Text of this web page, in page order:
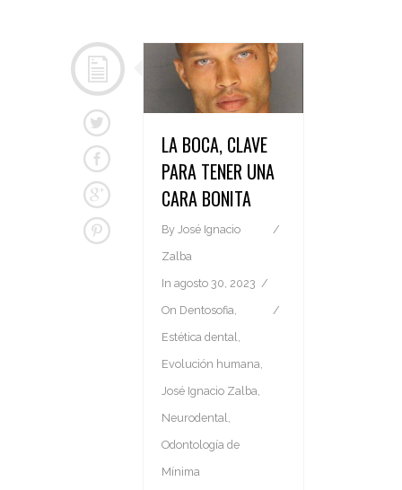
LA BOCA, CLAVE
PARA TENER UNA
CARA BONITA
By José Ignacio
Zalba
In agosto 30, 2023
On Dentosofia
Estética dental
Evolución humana
José Ignacio Zalba
Neurodental
Odontología de
Mínima